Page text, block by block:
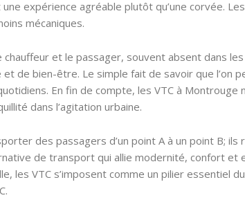
expérience agréable plutôt qu’une corvée.
mécaniques.
chauffeur et le passager, souvent absent dans
de bien-être. Le simple fait de savoir que l’on
En fin de compte, les VTC à
dans l’agitation urbaine.
des passagers d’un point A à un point B;
de transport qui allie modernité, confort
les VTC s’imposent comme un pilier essentiel